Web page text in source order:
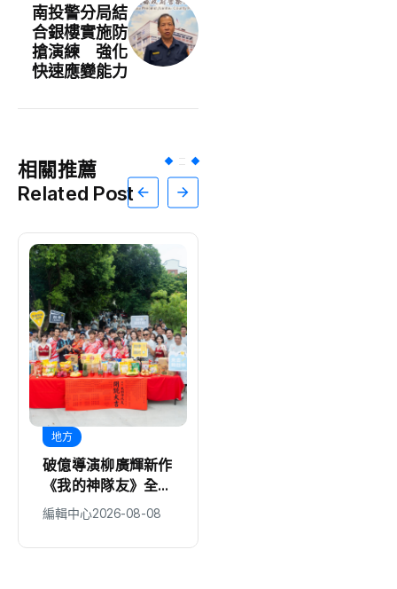
南投警分局結
合銀樓實施防
搶演練 強化
快速應變能力
相關推薦
Related Post
地方
破億導演柳廣輝新作
《我的神隊友》全片
台中拍攝 新生代偶
像集結打造熱血奇幻
足球喜劇
編輯中心2026-08-08